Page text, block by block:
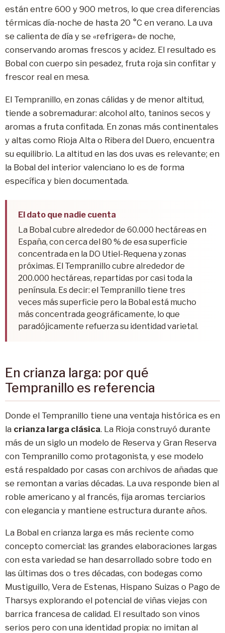
están entre 600 y 900 metros, lo que crea diferencias
térmicas día-noche de hasta 20 °C en verano. La uva
se calienta de día y se «refrigera» de noche,
conservando aromas frescos y acidez. El resultado es
Bobal con cuerpo sin pesadez, fruta roja sin confitar y
frescor real en mesa.
El Tempranillo, en zonas cálidas y de menor altitud,
tiende a sobremadurar: alcohol alto, taninos secos y
aromas a fruta confitada. En zonas más continentales
y altas como Rioja Alta o Ribera del Duero, encuentra
su equilibrio. La altitud en las dos uvas es relevante; en
la Bobal del interior valenciano lo es de forma
específica y bien documentada.
El dato que nadie cuenta
La Bobal cubre alrededor de 60.000 hectáreas en
España, con cerca del 80 % de esa superficie
concentrada en la DO Utiel-Requena y zonas
próximas. El Tempranillo cubre alrededor de
200.000 hectáreas, repartidas por casi toda la
península. Es decir: el Tempranillo tiene tres
veces más superficie pero la Bobal está mucho
más concentrada geográficamente, lo que
paradójicamente refuerza su identidad varietal.
En crianza larga: por qué
Tempranillo es referencia
Donde el Tempranillo tiene una ventaja histórica es en
la crianza larga clásica. La Rioja construyó durante
más de un siglo un modelo de Reserva y Gran Reserva
con Tempranillo como protagonista, y ese modelo
está respaldado por casas con archivos de añadas que
se remontan a varias décadas. La uva responde bien al
roble americano y al francés, fija aromas terciarios
con elegancia y mantiene estructura durante años.
La Bobal en crianza larga es más reciente como
concepto comercial: las grandes elaboraciones largas
con esta variedad se han desarrollado sobre todo en
las últimas dos o tres décadas, con bodegas como
Mustiguillo, Vera de Estenas, Hispano Suizas o Pago de
Tharsys explorando el potencial de viñas viejas con
barrica francesa de calidad. El resultado son vinos
serios pero con una identidad propia: no imitan al